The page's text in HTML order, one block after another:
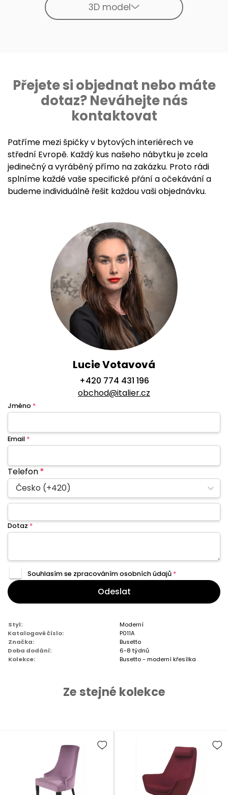
3D model
Přejete si objednat nebo máte
dotaz? Neváhejte nás
kontaktovat
Patříme mezi špičky v bytových interiérech ve
střední Evropě. Každý kus našeho nábytku je zcela
jedinečný a vyráběný přímo na zakázku. Proto rádi
splníme každé vaše specifické přání a očekávání a
budeme individuálně řešit každou vaši objednávku.
Lucie Votavová
+420 774 431 196
obchod@italier.cz
Jméno *
Email *
Telefon*
Česko (+420)
Dotaz *
Souhlasím se zpracovánímosobních údajů *
Odeslat
Styl:
Moderní
Katalogové číslo:
P011A
Značka:
Busetto
Doba dodání:
6-8 týdnů
Kolekce:
Busetto - moderní křesílka
Ze stejné kolekce